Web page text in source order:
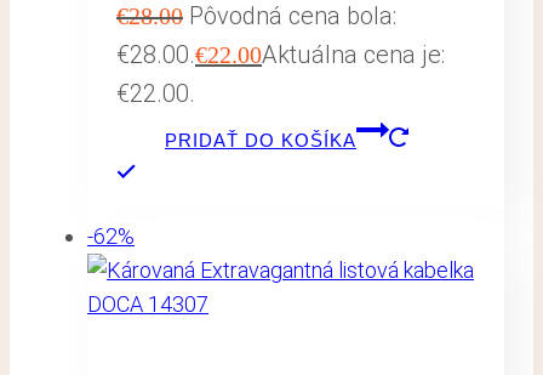
€28.00 Pôvodná cena bola:
€28.00.€22.00Aktuálna cena je:
€22.00.
PRIDAŤ DO KOŠÍKA
-62%